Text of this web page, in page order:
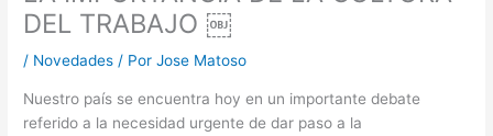
DEL TRABAJO ￼
/ Novedades / PorJose Matoso
Nuestro país se encuentra hoy en un importante debate
referido a la necesidad urgente de dar paso a la